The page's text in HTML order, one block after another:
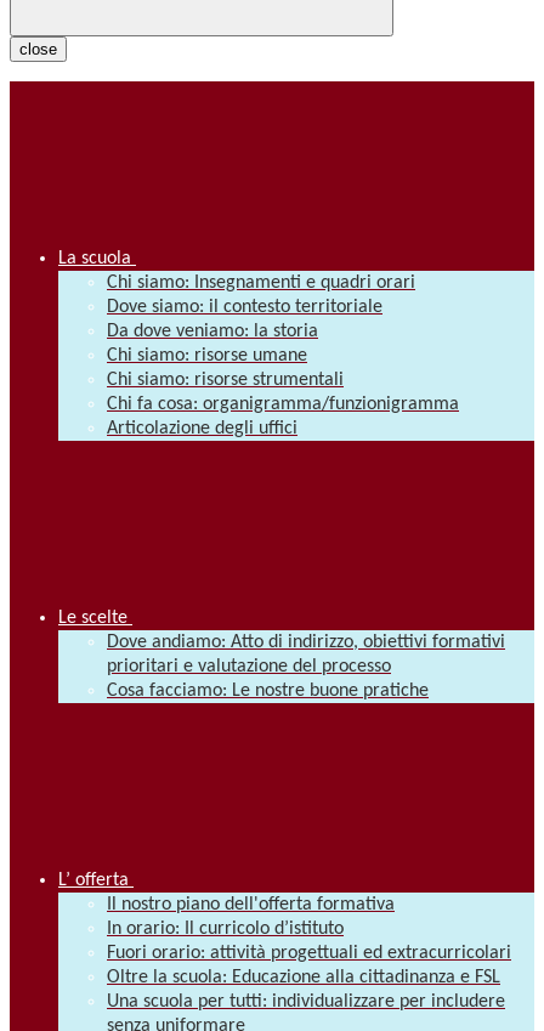
close
La scuola
Chi siamo: Insegnamenti e quadri orari
Dove siamo: il contesto territoriale
Da dove veniamo: la storia
Chi siamo: risorse umane
Chi siamo: risorse strumentali
Chi fa cosa: organigramma/funzionigramma
Articolazione degli uffici
Le scelte
Dove andiamo: Atto di indirizzo, obiettivi formativi
prioritari e valutazione del processo
Cosa facciamo: Le nostre buone pratiche
L’ offerta
Il nostro piano dell'offerta formativa
In orario: Il curricolo d’istituto
Fuori orario: attività progettuali ed extracurricolari
Oltre la scuola: Educazione alla cittadinanza e FSL
Una scuola per tutti: individualizzare per includere
senza uniformare